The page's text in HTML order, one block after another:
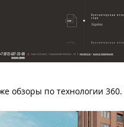
обзоры по технологии